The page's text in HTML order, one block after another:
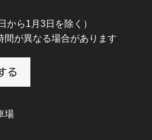
から1月3日を除く）
が異なる場合があります
場